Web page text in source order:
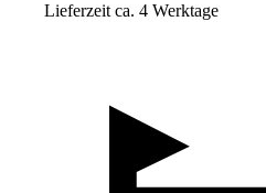
Lieferzeit ca. 4 Werktage